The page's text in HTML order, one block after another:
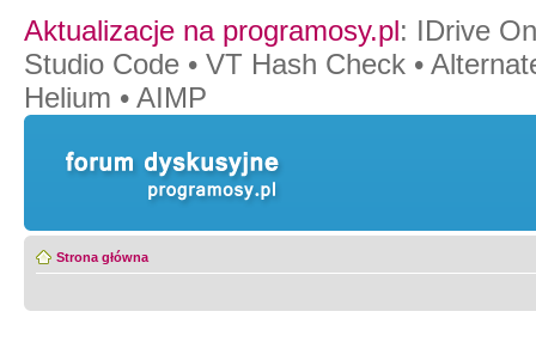
Aktualizacje na programosy.pl: IDrive
Studio Code • VT Hash Check •
Helium • AIMP
Strona główna